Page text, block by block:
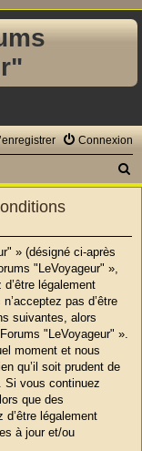
Connexion
» (désigné ci-après
"LeVoyageur" »,
légalement
pas d’être
suivantes, alors
"LeVoyageur" ».
moment et nous
qu’il soit prudent de
Si vous continuez
que des
légalement
à jour et/ou